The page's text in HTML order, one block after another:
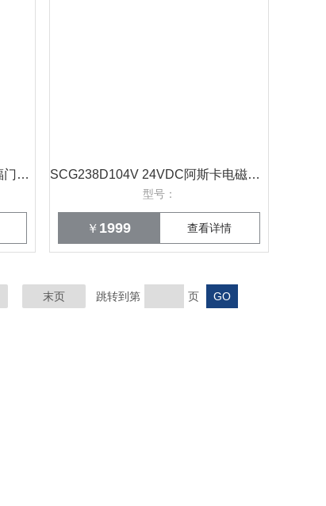
PM1708压力传感器|德国IFM易福门代理 SCG238D104V 24VDC阿斯卡电磁阀现货ASCO
型号：
￥ 1999 查看详情
末页 跳转到第 页